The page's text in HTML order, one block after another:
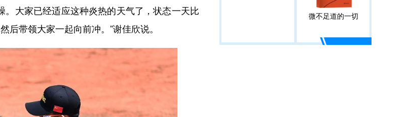
大家已经适应这种炎热的天气了，状态一天比
后带领大家一起向前冲。”谢佳欣说。
微不足道的一切